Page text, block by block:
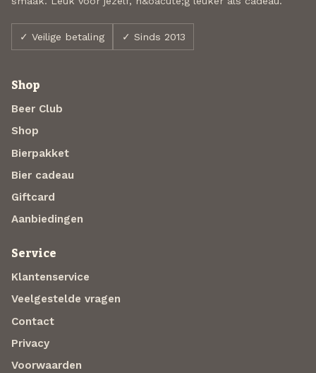
✓ Veilige betaling ✓ Sinds 2013
Shop
Beer Club
Shop
Bierpakket
Bier cadeau
Giftcard
Aanbiedingen
Service
Klantenservice
Veelgestelde vragen
Contact
Privacy
Voorwaarden